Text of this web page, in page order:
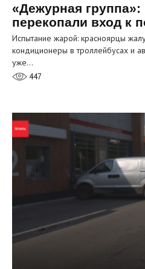
«Дежурная
перекопали вход к
Испытание жарой: красноярцы
кондиционеры в троллейбусах и
уже…
447